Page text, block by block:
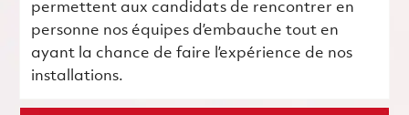
permettent aux candidats de rencontrer en
personne nos équipes d’embauche tout en
ayant la chance de faire l’expérience de nos
installations.